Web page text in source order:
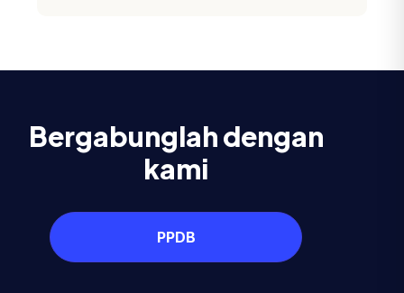
Bergabunglah dengan
kami
PPDB